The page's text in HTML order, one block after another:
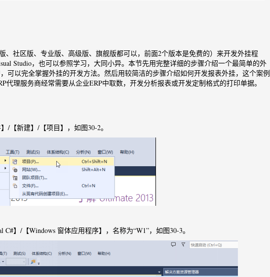
、社区版、专业版、高级版、旗舰版都可以，前面2个版本是免费的）来开发外挂程
Studio，也可以参照学习，大同小异。本节先用完整详细的步骤介绍一个最简单的外
可以完全掌握外挂的开发方法。然后用较简洁的步骤介绍如何开发报表外挂，这个案例
代理服务商经常需要从企业ERP中取数，开发分析报表或开发定制格式的打印单据。
/【新建】/【项目】，如图30-2。
】/【Windows 窗体应用程序】，名称为“W1”，如图30-3。